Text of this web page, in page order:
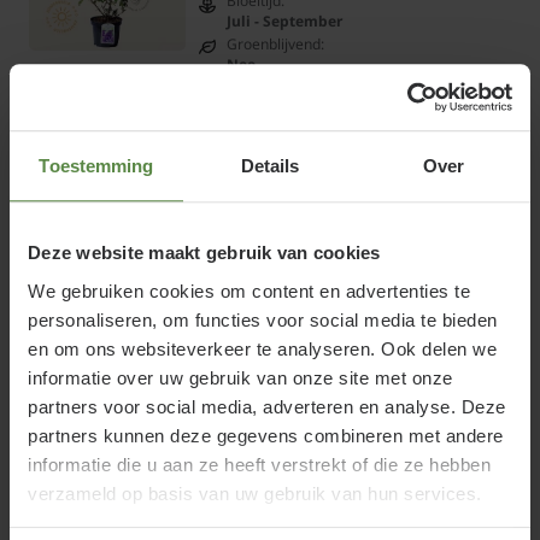
Toestemming Details Over
Deze website maakt gebruik van cookies
We gebruiken cookies om content en advertenties te
personaliseren, om functies voor social media te bieden
en om ons websiteverkeer te analyseren. Ook delen we
informatie over uw gebruik van onze site met onze
partners voor social media, adverteren en analyse. Deze
partners kunnen deze gegevens combineren met andere
informatie die u aan ze heeft verstrekt of die ze hebben
verzameld op basis van uw gebruik van hun services.
Bekijk product
Juli - September
Groenblijvend:
Nee
Bekijk product
Buddleja davidii 'Blue Chip'
Online op voorraad
Bloeitijd:
Juli - September
Groenblijvend:
€9,95